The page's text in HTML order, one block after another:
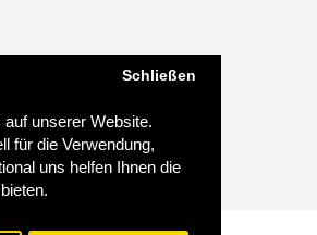
unserer Website.
für die Verwendung,
uns helfen Ihnen die
Schließen